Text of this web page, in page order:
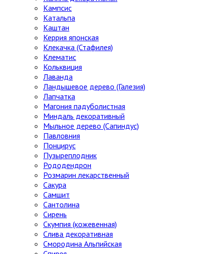
Кампсис
Катальпа
Каштан
Керрия японская
Клекачка (Стафилея)
Клематис
Кольквиция
Лаванда
Ландышевое дерево (Галезия)
Лапчатка
Магония падуболистная
Миндаль декоративный
Мыльное дерево (Сапиндус)
Павловния
Понцирус
Пузыреплодник
Рододендрон
Розмарин лекарственный
Сакура
Самшит
Сантолина
Сирень
Скумпия (кожевенная)
Слива декоративная
Смородина Альпийская